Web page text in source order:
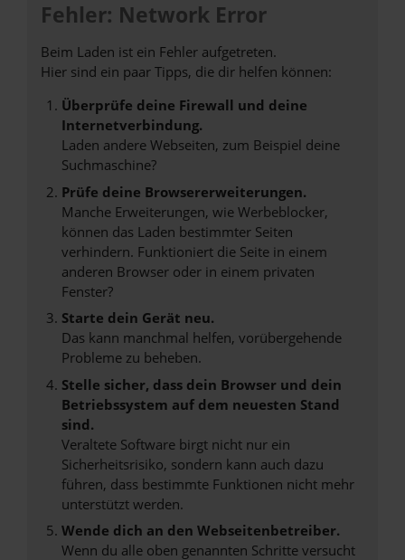
Fehler: Network Error
Beim Laden ist ein Fehler aufgetreten.
Hier sind ein paar Tipps, die dir helfen können:
Überprüfe deine Firewall und deine
Internetverbindung.
Laden andere Webseiten, zum Beispiel deine
Suchmaschine?
Prüfe deine Browsererweiterungen.
Manche Erweiterungen, wie Werbeblocker,
können das Laden bestimmter Seiten
verhindern. Funktioniert die Seite in einem
anderen Browser oder in einem privaten
Fenster?
Starte dein Gerät neu.
Das kann manchmal helfen, vorübergehende
Probleme zu beheben.
Stelle sicher, dass dein Browser und dein
Betriebssystem auf dem neuesten Stand
sind.
Veraltete Software birgt nicht nur ein
Sicherheitsrisiko, sondern kann auch dazu
führen, dass bestimmte Funktionen nicht mehr
unterstützt werden.
Wende dich an den Webseitenbetreiber.
Wenn du alle oben genannten Schritte versucht